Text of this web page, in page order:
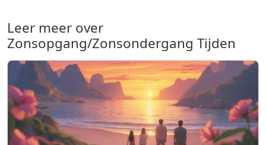
Leer meer over
Zonsopgang/Zonsondergang Tijden